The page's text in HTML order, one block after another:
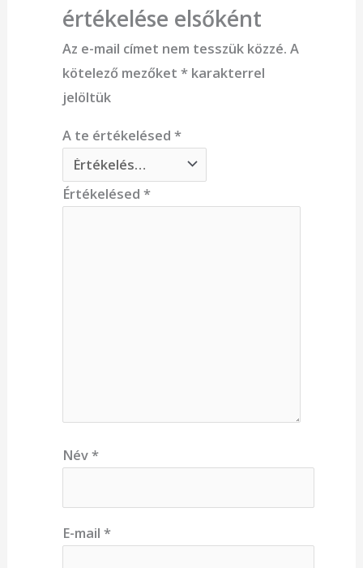
értékelése elsőként
Az e-mail címet nem tesszük közzé. A
kötelező mezőket *karakterrel
jelöltük
A te értékelésed *
Értékelésed *
Név*
E-mail *